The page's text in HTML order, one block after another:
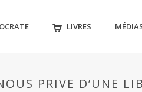
LIVRES
PRIVE D’UNE